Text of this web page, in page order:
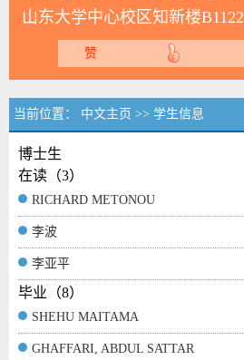
山东大学中心校区知新楼B1122
赞
当前位置： 中文主页 >> 学生信息
博士生
在读（3）
RICHARD METONOU
李波
李亚平
毕业（8）
SHEHU MAITAMA
GHAFFARI, ABDUL SATTAR